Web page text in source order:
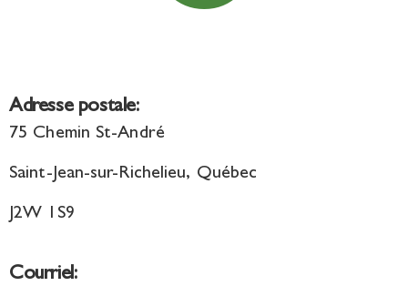
Adresse postale:
75 Chemin St-André
Saint-Jean-sur-Richelieu, Québec
J2W 1S9
Courriel: